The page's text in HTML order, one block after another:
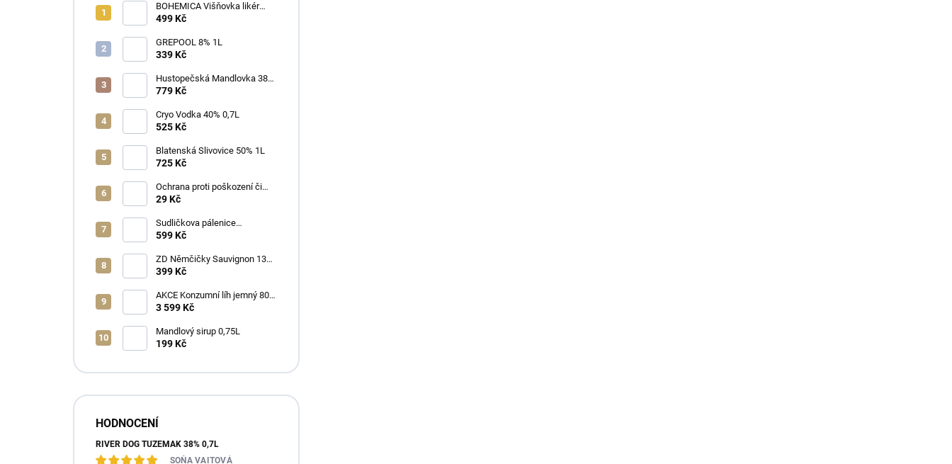
BOHEMICA Višňovka likér
25% 0,7L
499 Kč
GREPOOL 8% 1L
339 Kč
Hustopečská Mandlovka 38%
1L
779 Kč
Cryo Vodka 40% 0,7L
525 Kč
Blatenská Slivovice 50% 1L
725 Kč
Ochrana proti poškození či
ztrátě
29 Kč
Sudličkova pálenice
Ořechovka 30% 0,7L
599 Kč
ZD Němčičky Sauvignon 13%
2025 Bag in Box 3L - suché
399 Kč
AKCE Konzumní líh jemný 80%
min 6x1L
3 599 Kč
Mandlový sirup 0,75L
199 Kč
HODNOCENÍ
RIVER DOG TUZEMÁK 38% 0,7L
SOŇA VAITOVÁ